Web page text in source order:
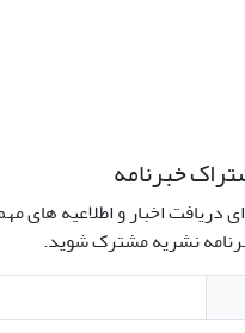
خبرنامه
دریافت اخبار و اطلاعیه های
نشریه مشترک شوید.